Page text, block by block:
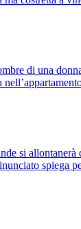
di una
si allontanerà
spiega